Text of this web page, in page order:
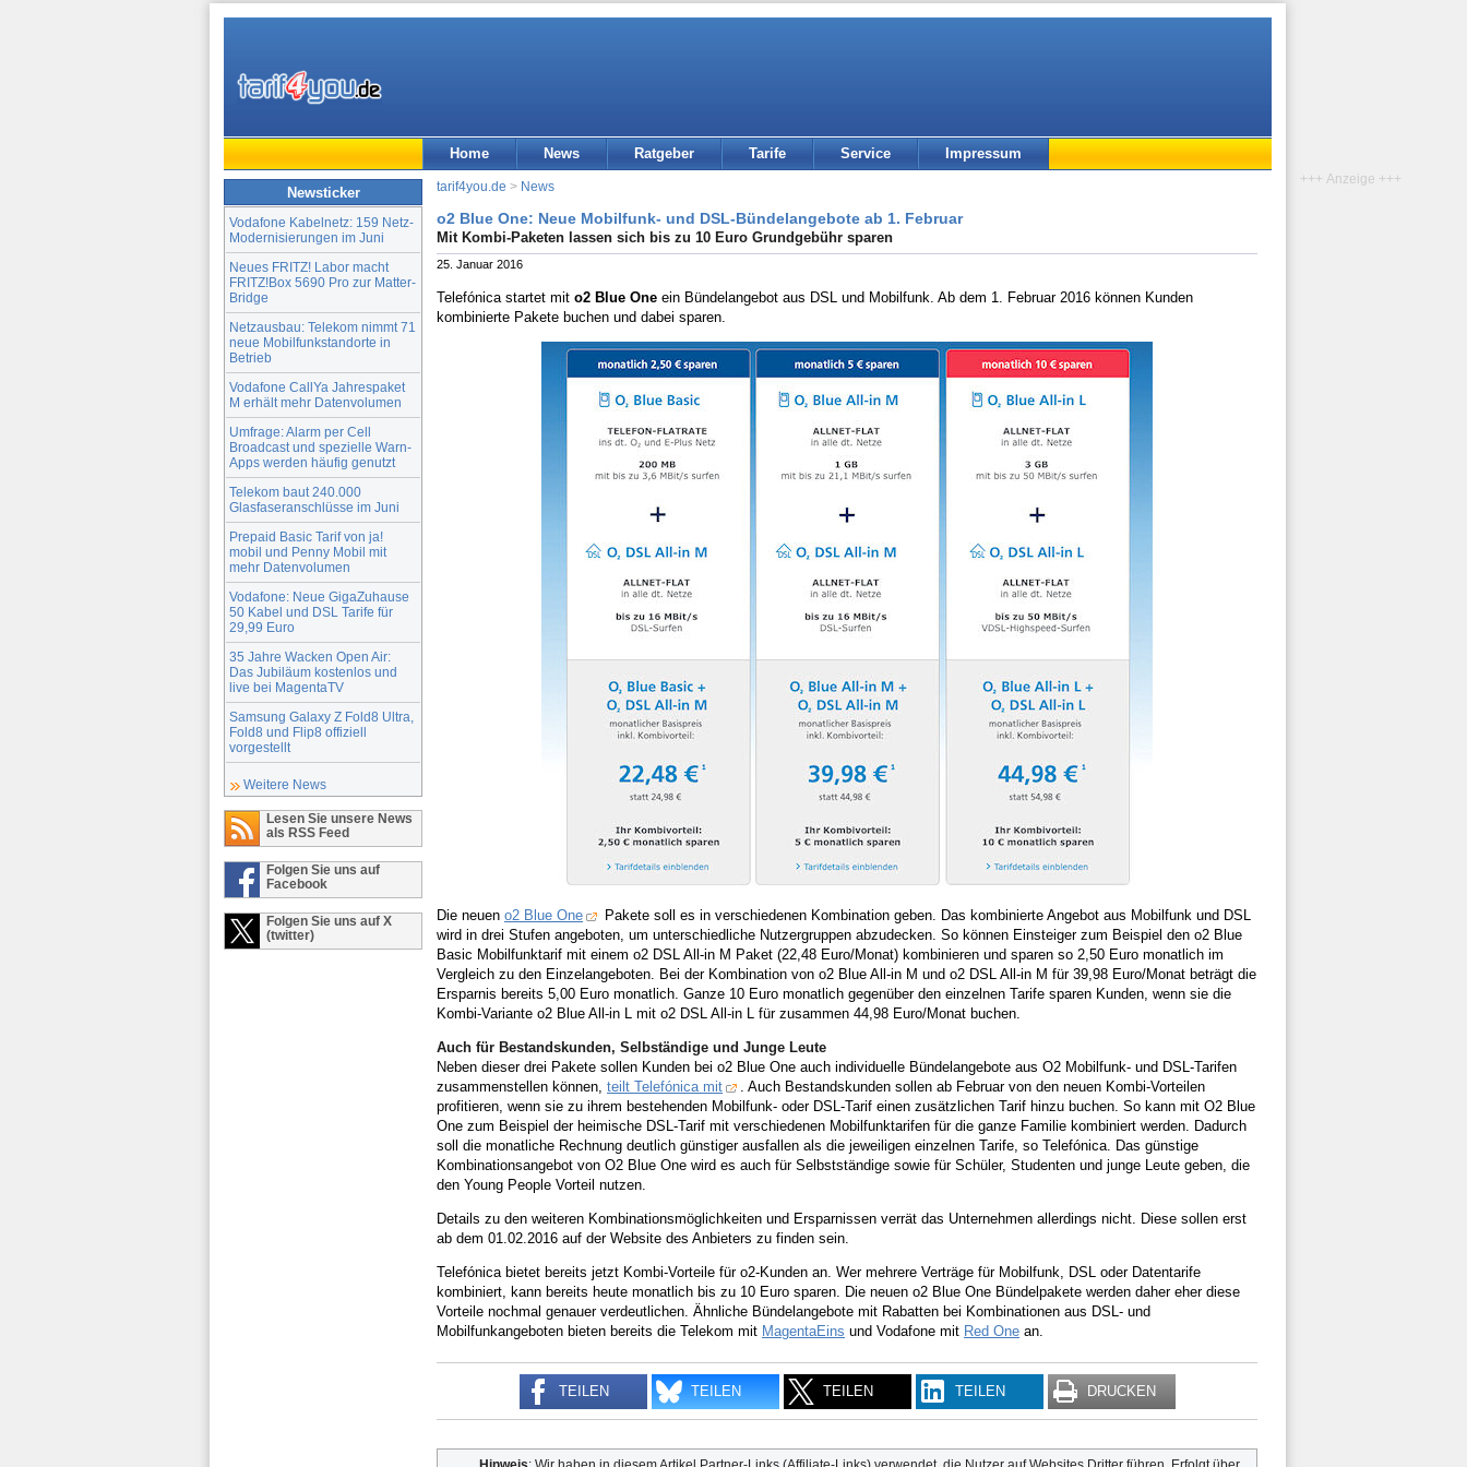
Home News Ratgeber Tarife Service Impressum
Newsticker
Vodafone Kabelnetz: 159 Netz-
Modernisierungen im Juni
Neues FRITZ! Labor macht
FRITZ!Box 5690 Pro zur Matter-
Bridge
Netzausbau: Telekom nimmt 71
neue Mobilfunkstandorte in
Betrieb
Vodafone CallYa Jahrespaket
M erhält mehr Datenvolumen
Umfrage: Alarm per Cell
Broadcast und spezielle Warn-
Apps werden häufig genutzt
Telekom baut 240.000
Glasfaseranschlüsse im Juni
Prepaid Basic Tarif von ja!
mobil und Penny Mobil mit
mehr Datenvolumen
Vodafone: Neue GigaZuhause
50 Kabel und DSL Tarife für
29,99 Euro
35 Jahre Wacken Open Air:
Das Jubiläum kostenlos und
live bei MagentaTV
Samsung Galaxy Z Fold8 Ultra,
Fold8 und Flip8 offiziell
vorgestellt
Weitere News
Lesen Sie unsere News
als RSS Feed
Folgen Sie uns auf
Facebook
Folgen Sie uns auf X
(twitter)
tarif4you.de > News
o2 Blue One: Neue Mobilfunk- und DSL-Bündelangebote ab 1. Februar
Mit Kombi-Paketen lassen sich bis zu 10 Euro Grundgebühr sparen
25. Januar 2016
Telefónica startet mit o2 Blue One ein Bündelangebot aus DSL und Mobilfunk. Ab dem 1. Februar 2016 können Kunden
kombinierte Pakete buchen und dabei sparen.
Die neuen o2 Blue One
Pakete soll es in verschiedenen Kombination geben. Das kombinierte Angebot aus Mobilfunk und DSL
wird in drei Stufen angeboten, um unterschiedliche Nutzergruppen abzudecken. So können Einsteiger zum Beispiel den o2 Blue
Basic Mobilfunktarif mit einem o2 DSL All-in M Paket (22,48 Euro/Monat) kombinieren und sparen so 2,50 Euro monatlich im
Vergleich zu den Einzelangeboten. Bei der Kombination von o2 Blue All-in M und o2 DSL All-in M für 39,98 Euro/Monat beträgt die
Ersparnis bereits 5,00 Euro monatlich. Ganze 10 Euro monatlich gegenüber den einzelnen Tarife sparen Kunden, wenn sie die
Kombi-Variante o2 Blue All-in L mit o2 DSL All-in L für zusammen 44,98 Euro/Monat buchen.
Auch für Bestandskunden, Selbständige und Junge Leute
Neben dieser drei Pakete sollen Kunden bei o2 Blue One auch individuelle Bündelangebote aus O2 Mobilfunk- und DSL-Tarifen
zusammenstellen können, teilt Telefónica mit
. Auch Bestandskunden sollen ab Februar von den neuen Kombi-Vorteilen
profitieren, wenn sie zu ihrem bestehenden Mobilfunk- oder DSL-Tarif einen zusätzlichen Tarif hinzu buchen. So kann mit O2 Blue
One zum Beispiel der heimische DSL-Tarif mit verschiedenen Mobilfunktarifen für die ganze Familie kombiniert werden. Dadurch
soll die monatliche Rechnung deutlich günstiger ausfallen als die jeweiligen einzelnen Tarife, so Telefónica. Das günstige
Kombinationsangebot von O2 Blue One wird es auch für Selbstständige sowie für Schüler, Studenten und junge Leute geben, die
den Young People Vorteil nutzen.
Details zu den weiteren Kombinationsmöglichkeiten und Ersparnissen verrät das Unternehmen allerdings nicht. Diese sollen erst
ab dem 01.02.2016 auf der Website des Anbieters zu finden sein.
Telefónica bietet bereits jetzt Kombi-Vorteile für o2-Kunden an. Wer mehrere Verträge für Mobilfunk, DSL oder Datentarife
kombiniert, kann bereits heute monatlich bis zu 10 Euro sparen. Die neuen o2 Blue One Bündelpakete werden daher eher diese
Vorteile nochmal genauer verdeutlichen. Ähnliche Bündelangebote mit Rabatten bei Kombinationen aus DSL- und
Mobilfunkangeboten bieten bereits die Telekom mit MagentaEins und Vodafone mit Red One an.
TEILEN TEILEN TEILEN TEILEN DRUCKEN
+++ Anzeige +++